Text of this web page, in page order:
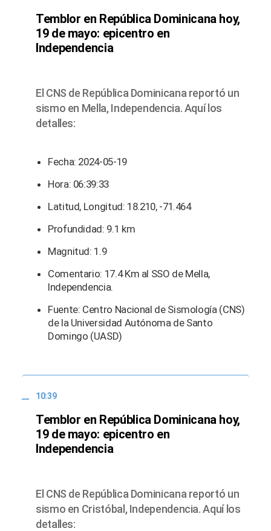
Temblor en República Dominicana hoy,
19 de mayo: epicentro en
Independencia
El CNS de República Dominicana reportó un
sismo en Mella, Independencia. Aquí los
detalles:
Fecha: 2024-05-19
Hora: 06:39:33
Latitud, Longitud: 18.210, -71.464
Profundidad: 9.1 km
Magnitud: 1.9
Comentario: 17.4 Km al SSO de Mella,
Independencia.
Fuente: Centro Nacional de Sismología (CNS)
de la Universidad Autónoma de Santo
Domingo (UASD)
10:39
Temblor en República Dominicana hoy,
19 de mayo: epicentro en
Independencia
El CNS de República Dominicana reportó un
sismo en Cristóbal, Independencia. Aquí los
detalles: